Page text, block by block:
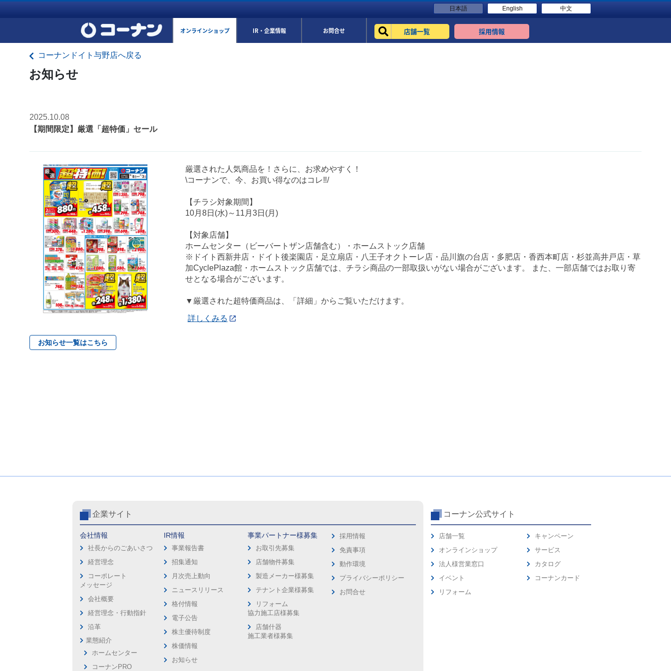
日本語 English 中文
オンラインショップ IR・企業情報 お問合せ 店舗一覧 採用情報
コーナンドイト与野店へ戻る
お知らせ
2025.10.08
【期間限定】厳選「超特価」セール
厳選された人気商品を！さらに、お求めやすく！
\コーナンで、今、お買い得なのはコレ‼/
【チラシ対象期間】
10月8日(水)～11月3日(月)
【対象店舗】
ホームセンター（ビーバートザン店舗含む）・ホームストック店舗
※ドイト西新井店・ドイト後楽園店・足立扇店・八王子オクトーレ店・品川旗の台店・多肥店・香西本町店・杉並高井戸店・草
加CyclePlaza館・ホームストック店舗では、チラシ商品の一部取扱いがない場合がございます。 また、一部店舗ではお取り寄
せとなる場合がございます。
▼厳選された超特価商品は、「詳細」からご覧いただけます。
詳しくみる
お知らせ一覧はこちら
企業サイト
会社情報
社長からのごあいさつ
経営理念
コーポレート
メッセージ
会社概要
経営理念・行動指針
沿革
業態紹介
ホームセンター
コーナンPRO
IR情報
事業報告書
招集通知
月次売上動向
ニュースリリース
格付情報
電子公告
株主優待制度
株価情報
お知らせ
事業パートナー様募集
お取引先募集
店舗物件募集
製造メーカー様募集
テナント企業様募集
リフォーム
協力施工店様募集
店舗什器
施工業者様募集
採用情報
免責事項
動作環境
プライバシーポリシー
お問合せ
コーナン公式サイト
店舗一覧
オンラインショップ
法人様営業窓口
イベント
リフォーム
キャンペーン
サービス
カタログ
コーナンカード